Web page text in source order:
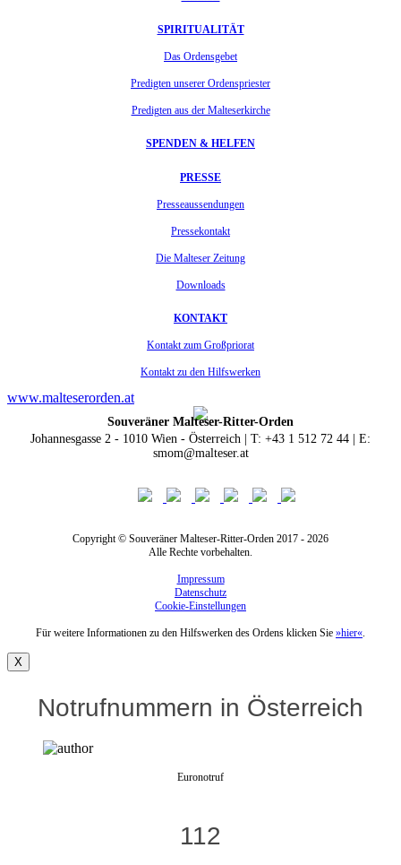
SPIRITUALITÄT
Das Ordensgebet
Predigten unserer Ordenspriester
Predigten aus der Malteserkirche
SPENDEN & HELFEN
PRESSE
Presseaussendungen
Pressekontakt
Die Malteser Zeitung
Downloads
KONTAKT
Kontakt zum Großpriorat
Kontakt zu den Hilfswerken
www.malteserorden.at
Souveräner Malteser-Ritter-Orden
Johannesgasse 2 - 1010 Wien - Österreich | T: +43 1 512 72 44 | E:
smom@malteser.at
Copyright © Souveräner Malteser-Ritter-Orden 2017 - 2026
Alle Rechte vorbehalten.
Impressum
Datenschutz
Cookie-Einstellungen
Für weitere Informationen zu den Hilfswerken des Ordens klicken Sie »hier«.
X
Notrufnummern in Österreich
Euronotruf
112